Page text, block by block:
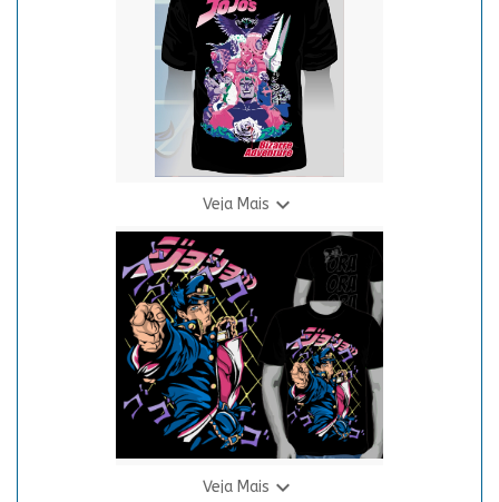
3 X R$ 24,94
Veja Mais 
Camiseta J.B.A. - Preta
R$ 69,90
3 X R$ 24,94
Veja Mais 